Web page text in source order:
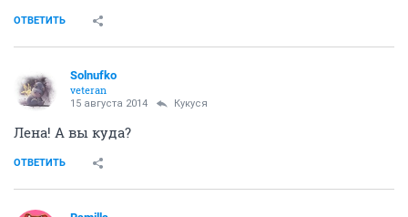
ОТВЕТИТЬ
Solnufko
veteran
15 августа 2014 Кукуся
Лена! А вы куда?
ОТВЕТИТЬ